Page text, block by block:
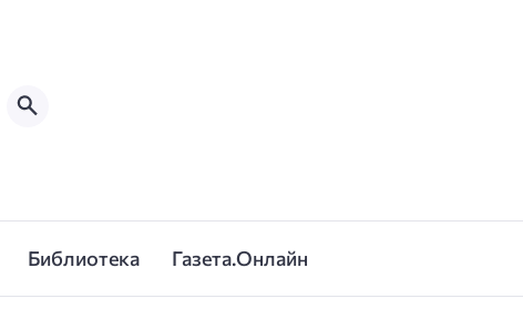
Библиотека Газета.Онлайн